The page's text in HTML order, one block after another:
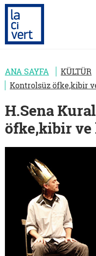
ANA SAYFA KÜLTÜR
Kontrolsüz öfke,kibir
H.Sena
öfke,kibir ve